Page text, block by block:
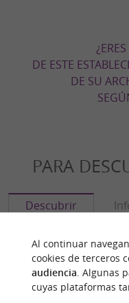
DE ESTE
DE SU
PARA
Descubrir
Al continuar
cookies de terceros
audiencia . Algunas
cuyas plataformas